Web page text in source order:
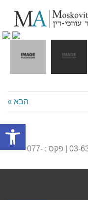
פתח
הבא »
מנורת המאור 2 בתל אביב טלפון :03-6326000 | פקס : 077-